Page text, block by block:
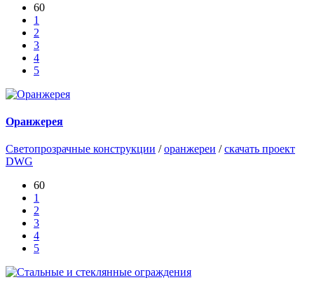
60
1
2
3
4
5
Оранжерея
Светопрозрачные конструкции /оранжереи /скачать проект
DWG
60
1
2
3
4
5